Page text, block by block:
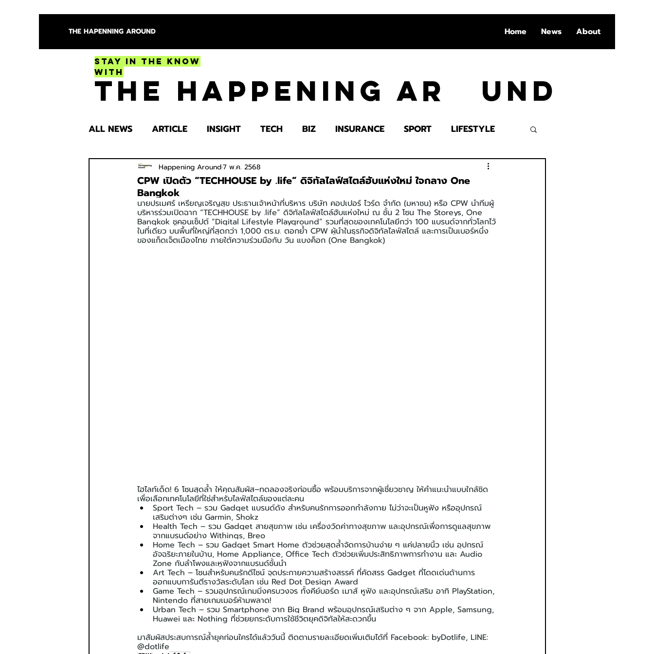
THE HAPENNING AROUND Home News About
Stay in the Know
With
The Happening Ar und
ALL NEWS ARTICLE INSIGHT TECH BIZ INSURANCE SPORT LIFESTYLE
ENTERTAINMENT HEALTH EDUCATION
SPOTLIGHT TRY
CPW เปิดตัว “TECHHOUSE by .life” ดิจิทัลไลฟ์สไตล์ฮับแห่งใหม่ ใจกลาง One
Bangkok
Happening Around7 พ.ค. 2568
นายปรเมศร์ เหรียญเจริญสุข ประธานเจ้าหน้าที่บริหาร บริษัท คอปเปอร์ ไวร์ด จำกัด (มหาชน) หรือ CPW นำทีมผู้
บริหารร่วมเปิดฉาก “TECHHOUSE by .life” ดิจิทัลไลฟ์สไตล์ฮับแห่งใหม่ ณ ชั้น 2 โซน The Storeys, One
Bangkok ชูคอนเซ็ปต์ “Digital Lifestyle Playground” รวมที่สุดของเทคโนโลยีกว่า 100 แบรนด์จากทั่วโลกไว้
ในที่เดียว บนพื้นที่ใหญ่ที่สุดกว่า 1,000 ตร.ม. ตอกย้ำ CPW ผู้นำในธุรกิจดิจิทัลไลฟ์สไตล์ และการเป็นเบอร์หนึ่ง
ของแก็ดเจ็ตเมืองไทย ภายใต้ความร่วมมือกับ วัน แบงค็อก (One Bangkok)
ไฮไลท์เด็ด! 6 โซนสุดล้ำ ให้คุณสัมผัส–ทดลองจริงก่อนซื้อ พร้อมบริการจากผู้เชี่ยวชาญ ให้คำแนะนำแบบใกล้ชิด
เพื่อเลือกเทคโนโลยีที่ใช่สำหรับไลฟ์สไตล์ของแต่ละคน
Sport Tech – รวม Gadget แบรนด์ดัง สำหรับคนรักการออกกำลังกาย ไม่ว่าจะเป็นหูฟัง หรืออุปกรณ์
เสริมต่างๆ เช่น Garmin, Shokz
Health Tech – รวม Gadget สายสุขภาพ เช่น เครื่องวัดค่าทางสุขภาพ และอุปกรณ์เพื่อการดูแลสุขภาพ
จากแบรนด์อย่าง Withings, Breo
Home Tech – รวม Gadget Smart Home ตัวช่วยสุดล้ำจัดการบ้านง่าย ๆ แค่ปลายนิ้ว เช่น อุปกรณ์
อัจฉริยะภายในบ้าน, Home Appliance, Office Tech ตัวช่วยเพิ่มประสิทธิภาพการทำงาน และ Audio
Zone กับลำโพงและหูฟังจากแบรนด์ชั้นนำ
Art Tech – โซนสำหรับคนรักดีไซน์ จุดประกายความสร้างสรรค์ ที่คัดสรร Gadget ที่โดดเด่นด้านการ
ออกแบบการันตีรางวัลระดับโลก เช่น Red Dot Design Award
Game Tech – รวมอุปกรณ์เกมมิ่งครบวงจร ทั้งคีย์บอร์ด เมาส์ หูฟัง และอุปกรณ์เสริม อาทิ PlayStation,
Nintendo ที่สายเกมเมอร์ห้ามพลาด!
Urban Tech – รวม Smartphone จาก Big Brand พร้อมอุปกรณ์เสริมต่าง ๆ จาก Apple, Samsung,
Huawei และ Nothing ที่ช่วยยกระดับการใช้ชีวิตยุคดิจิทัลให้สะดวกขึ้น
มาสัมผัสประสบการณ์ล้ำยุคก่อนใครได้แล้ววันนี้ ติดตามรายละเอียดเพิ่มเติมได้ที่ Facebook: byDotlife, LINE:
@dotlife